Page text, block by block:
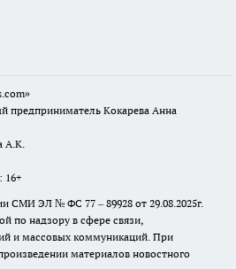
предприниматель Кокарева Анна
А.К.
16+
СМИ ЭЛ № ФС 77 – 89928 от 29.08.2025г.
по надзору в сфере связи,
и массовых коммуникаций. При
материалов новостного